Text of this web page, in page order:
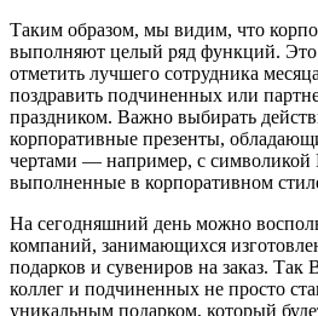
Таким образом, мы видим, что
выполняют целый ряд функций.
отметить лучшего сотрудника
поздравить подчиненных или
праздником. Важно выбирать
корпоративные презенты,
чертами — например, с
выполненные в корпоративном
На сегодняшний день можно
компаний, занимающихся
подарков и сувениров на заказ. Так
коллег и подчиненных не просто
уникальным подарком, который